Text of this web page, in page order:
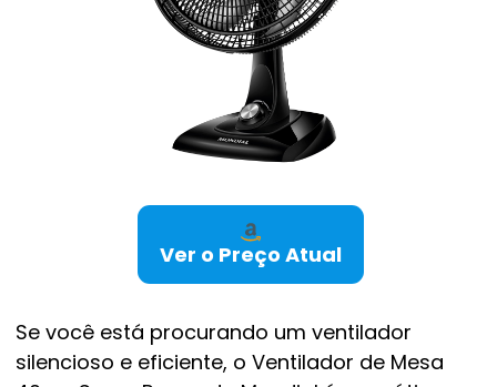
Ver o Preço Atual
Se você está procurando um ventilador
silencioso e eficiente, o Ventilador de Mesa